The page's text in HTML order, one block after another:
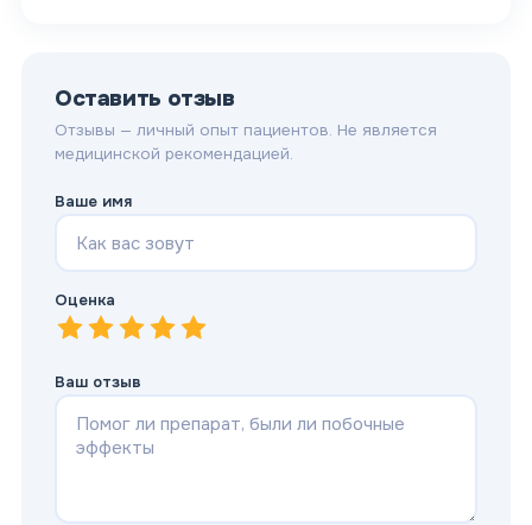
Оставить отзыв
Отзывы — личный опыт пациентов. Не является
медицинской рекомендацией.
Ваше имя
Оценка
4—
3—Нормально
2—Плохо
1—Очень плохо
Ваш отзыв